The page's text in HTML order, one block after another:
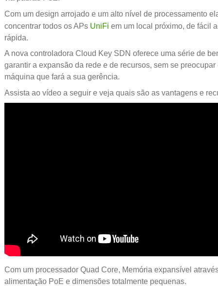
Com um design arrojado e um alto nível de processamento
concentrar todos os APs UniFi em um local próximo, de fácil
rápida.
A nova controladora Cloud Key SDN oferece uma série de
garantir a expansão da rede e de recursos, sem se
máquina que fará a sua gerência.
Assista ao vídeo a seguir e veja quais são as vantagens e
Com um processador Quad Core, Memória expansível
alimentação PoE e dimensões totalmente pequenas.